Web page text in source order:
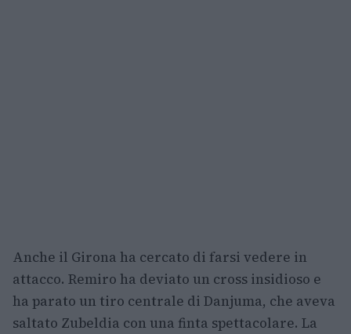
Anche il Girona ha cercato di farsi vedere in
attacco. Remiro ha deviato un cross insidioso e
ha parato un tiro centrale di Danjuma, che aveva
saltato Zubeldia con una finta spettacolare. La